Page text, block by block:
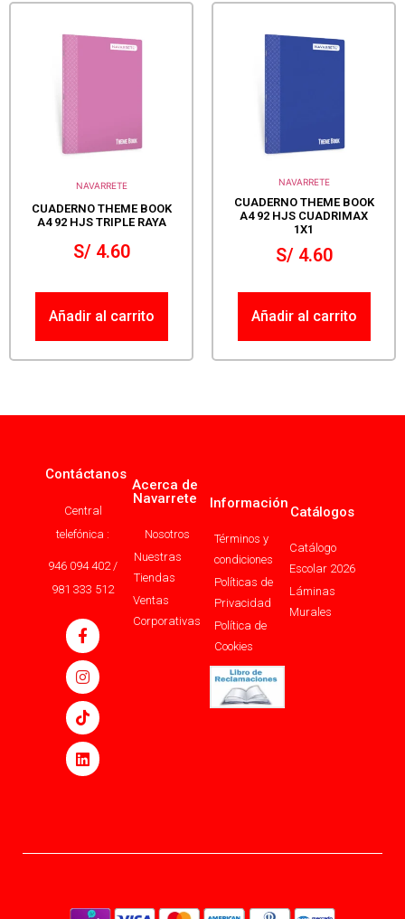
NAVARRETE
CUADERNO THEME BOOK
A4 92 HJS TRIPLE RAYA
S/4.60
Añadir al carrito
NAVARRETE
CUADERNO THEME BOOK
A4 92 HJS CUADRIMAX
1X1
S/4.60
Añadir al carrito
Contáctanos
Central
telefónica :
946 094 402 /
981 333 512
Acerca de
Navarrete
Nosotros
Nuestras
Tiendas
Ventas
Corporativas
Información
Términos y
condiciones
Políticas de
Privacidad
Política de
Cookies
Catálogos
Catálogo
Escolar 2026
Láminas
Murales